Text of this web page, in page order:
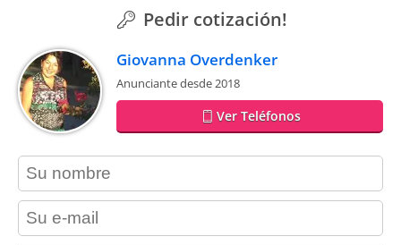
Pedir cotización!
Giovanna Overdenker
Anunciante desde 2018
Ver Teléfonos
contact_name
contact_email